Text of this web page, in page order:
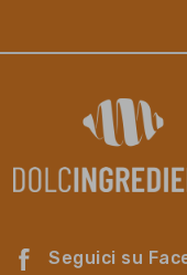
Seguici su